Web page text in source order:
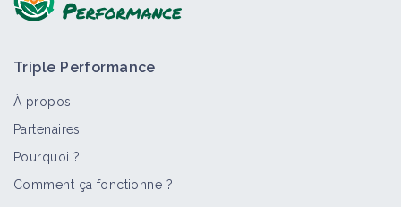
Triple Performance
À propos
Partenaires
Pourquoi ?
Comment ça fonctionne ?